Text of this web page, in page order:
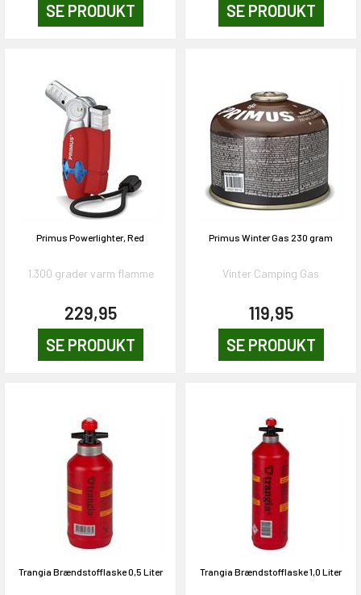
SE PRODUKT SE PRODUKT
Primus Powerlighter, Red
1.300 grader varm flamme
229,95
SE PRODUKT
Primus Winter Gas 230 gram
Vinter Camping Gas
119,95
SE PRODUKT
Trangia Brændstofflaske 0,5 Liter Trangia Brændstofflaske 1,0 Liter